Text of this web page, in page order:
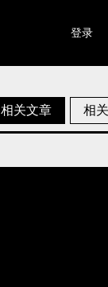
登录
相
相关文章